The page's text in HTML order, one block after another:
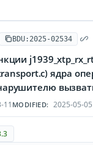
BDU:2025-02534
ядра
11 MODIFIED: 2025-05-05